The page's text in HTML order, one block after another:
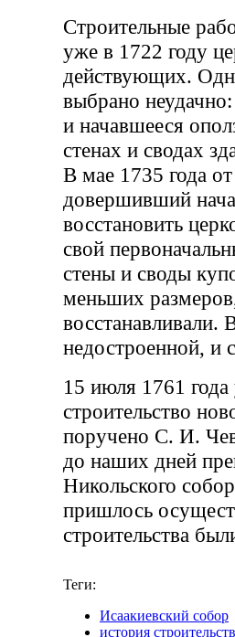
Строительные
уже в 1722 году
действующих.
выбрано
и начавшееся
стенах и сводах
В мае 1735 года
довершивший
восстановить
свой
стены и своды
меньших
восстанавливали.
недостроенной, и
15 июля 1761 года
строительство
поручено С. И.
до наших дней
Никольского
пришлось
строительства
Теги:
Исаакиевский собор
история